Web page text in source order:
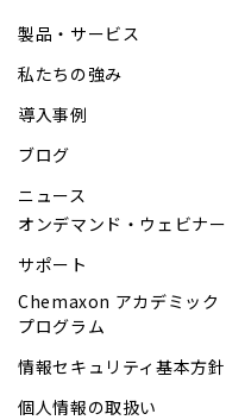
製品・サービス
私たちの強み
導入事例
ブログ
ニュース
オンデマンド・ウェビナー
サポート
Chemaxon アカデミック
プログラム
情報セキュリティ基本方針
個人情報の取扱い